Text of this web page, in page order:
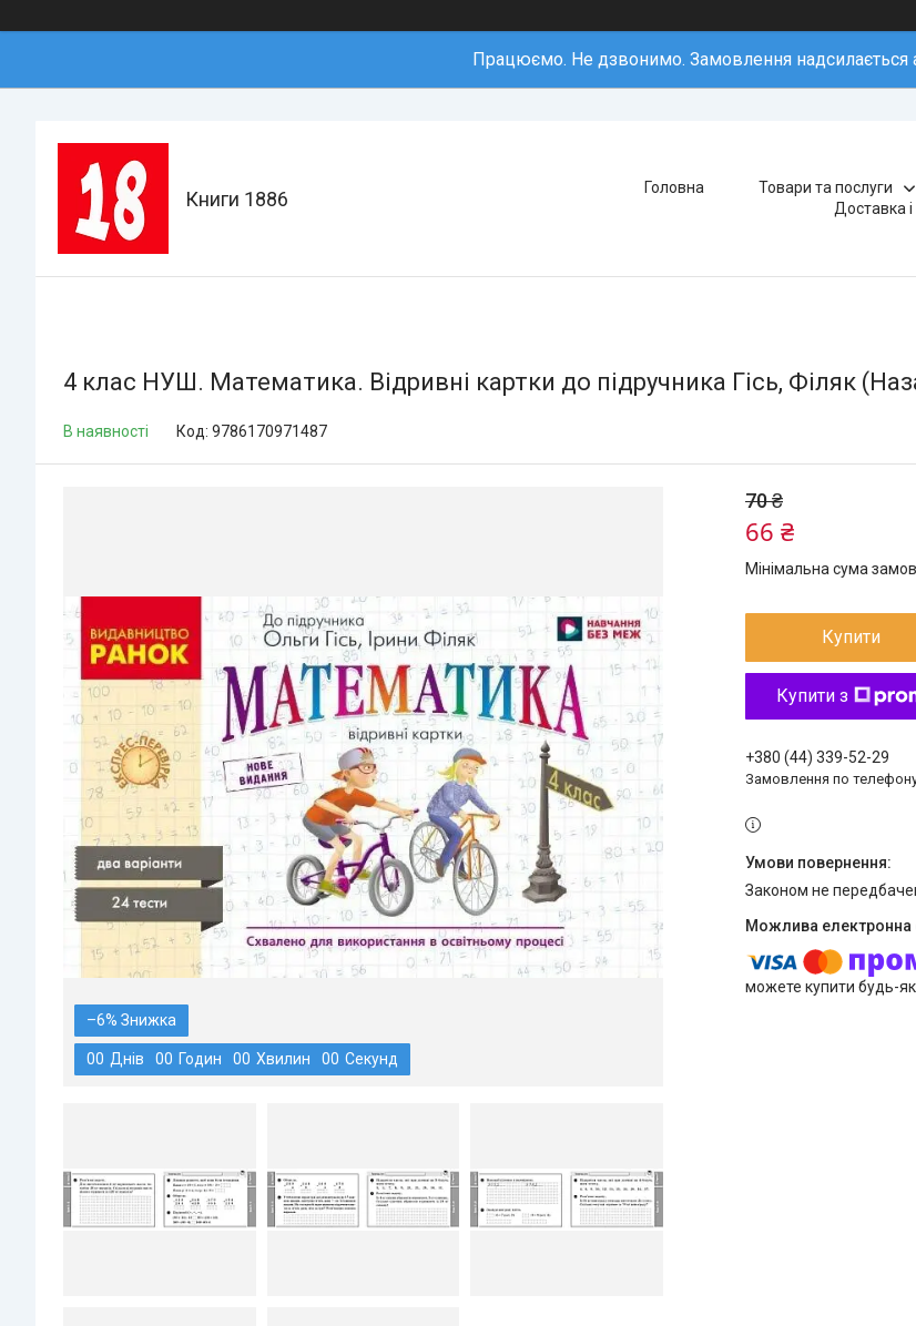
Працюємо. Не дзвонимо. Замовлення надсилається
Книги 1886 Головна Товари та послуги
Доставка
4 клас НУШ. Математика. Відривні картки до підручника Гісь, Філяк
В наявності Код: 9786170971487
–6%
00 Днів 00 Годин 00 Хвилин 00 Секунд
70 ₴
66 ₴
Мінімальна сума
Купити
Купити з
+380 (44) 339-52-29
Замовлення по
Законом не
можете купити будь-